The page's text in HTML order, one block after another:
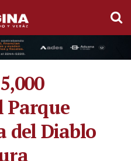
Parque
del Diablo